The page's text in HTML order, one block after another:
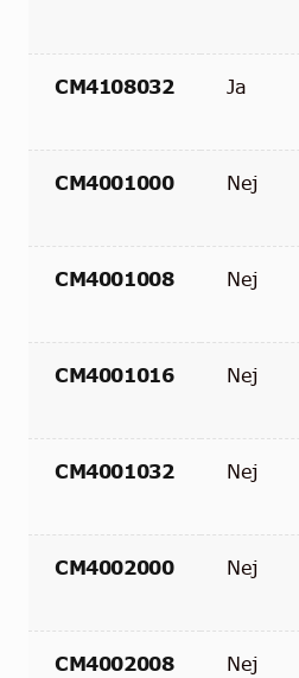
CM4108032 Ja
CM4001000 Nej
CM4001008 Nej
CM4001016 Nej
CM4001032 Nej
CM4002000 Nej
CM4002008 Nej